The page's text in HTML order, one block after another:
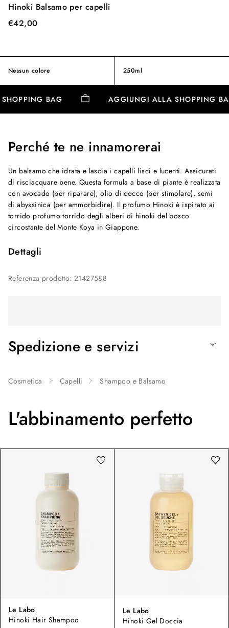
Hinoki Balsamo per capelli
€42,00
Nessun colore 250ml
SHOPPING BAG AGGIUNGI ALLA SHOPPING
Perché te ne innamorerai
Un balsamo che idrata e lascia i capelli lisci e lucenti. Assicurati
di risciacquare bene. Questa formula a base di piante è realizzata
con avocado (per riparare), olio di cocco (per stimolare), semi
di abyssinica (per ammorbidire). Il profumo Hinoki è ispirato ai
torrido profumo torrido degli alberi di hinoki del bosco
circostante del Monte Koya in Giappone.
Dettagli
Referenza prodotto:21427588
Spedizione e servizi
Cosmetica Capelli Shampoo e Balsamo
L'abbinamento perfetto
Le Labo
Hinoki Hair Shampoo
Le Labo
Hinoki Gel Doccia